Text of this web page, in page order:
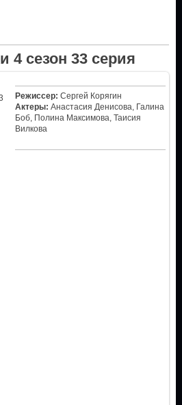
4 сезон 33 серия
Режиссер: Сергей Корягин
Актеры: Анастасия Денисова, Галина
Боб, Полина Максимова, Таисия
Вилкова